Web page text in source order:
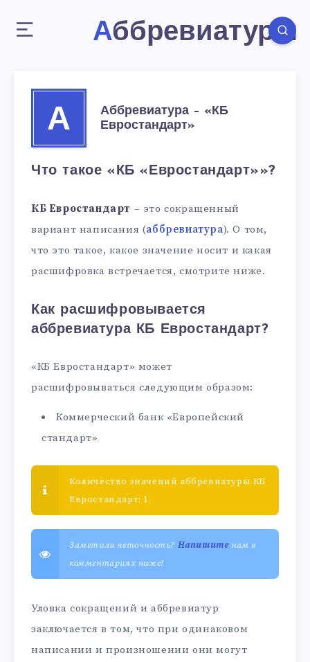
Аббревиатуры
А
Аббревиатура – «КБ
Евростандарт»
Что такое «КБ «Евростандарт»»?
КБ Евростандарт – это сокращенный
вариант написания (аббревиатура). О том,
что это такое, какое значение носит и какая
расшифровка встречается, смотрите ниже.
Как расшифровывается
аббревиатура КБ Евростандарт?
«КБ Евростандарт» может
расшифровываться следующим образом:
Коммерческий банк «Европейский
стандарт»
Количество значений аббревиатуры КБ
Евростандарт: 1.
Заметили неточность? Напишитенам в
комментариях ниже!
Уловка сокращений и аббревиатур
заключается в том, что при одинаковом
написании и произношении они могут